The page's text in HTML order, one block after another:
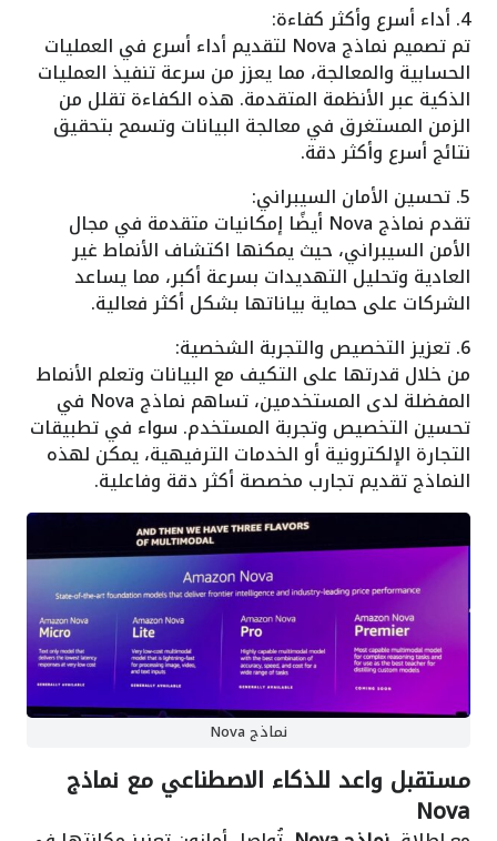
4. أداء أسرع وأكثر كفاءة:
تم تصميم نماذج Nova لتقديم أداء أسرع في العمليات
الحسابية والمعالجة، مما يعزز من سرعة تنفيذ العمليات
الذكية عبر الأنظمة المتقدمة. هذه الكفاءة تقلل من
الزمن المستغرق في معالجة البيانات وتسمح بتحقيق
نتائج أسرع وأكثر دقة.
5. تحسين الأمان السيبراني:
تقدم نماذج Nova أيضًا إمكانيات متقدمة في مجال
الأمن السيبراني، حيث يمكنها اكتشاف الأنماط غير
العادية وتحليل التهديدات بسرعة أكبر، مما يساعد
الشركات على حماية بياناتها بشكل أكثر فعالية.
6. تعزيز التخصيص والتجربة الشخصية:
من خلال قدرتها على التكيف مع البيانات وتعلم الأنماط
المفضلة لدى المستخدمين، تساهم نماذج Nova في
تحسين التخصيص وتجربة المستخدم. سواء في تطبيقات
التجارة الإلكترونية أو الخدمات الترفيهية، يمكن لهذه
النماذج تقديم تجارب مخصصة أكثر دقة وفاعلية.
نماذج Nova
مستقبل واعد للذكاء الاصطناعي مع نماذج
Nova